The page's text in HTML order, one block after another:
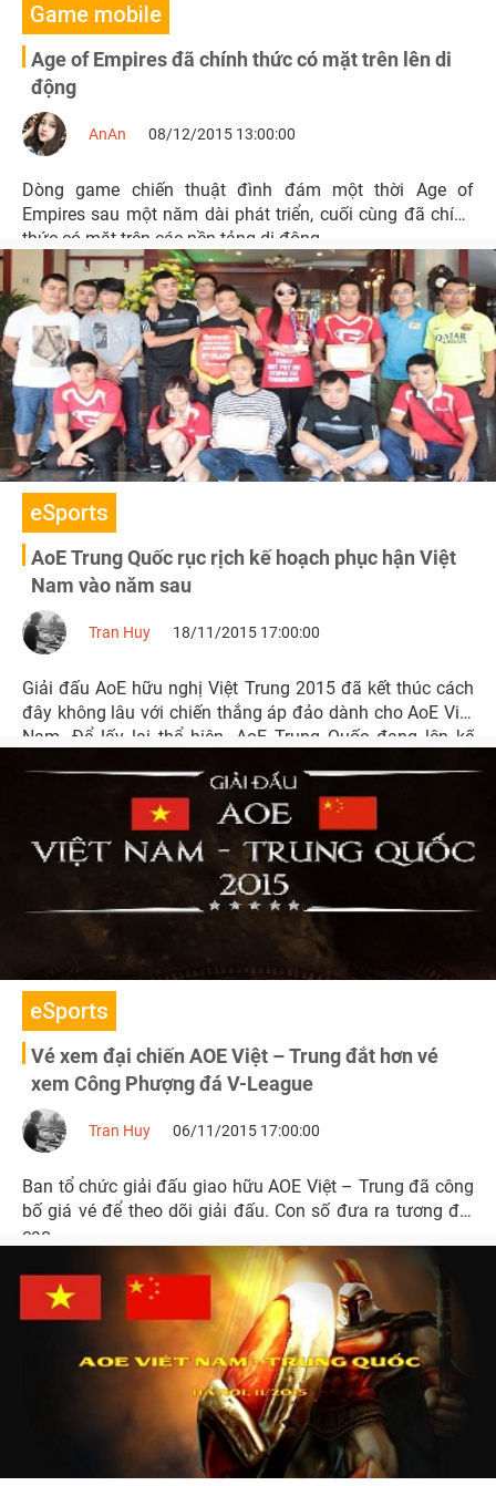
Game mobile
Age of Empires đã chính thức có mặt trên lên di
động
AnAn 08/12/2015 13:00:00
Dòng game chiến thuật đình đám một thời Age of
Empires sau một năm dài phát triển, cuối cùng đã chính
thức có mặt trên các nền tảng di động
eSports
AoE Trung Quốc rục rịch kế hoạch phục hận Việt
Nam vào năm sau
Tran Huy 18/11/2015 17:00:00
Giải đấu AoE hữu nghị Việt Trung 2015 đã kết thúc cách
đây không lâu với chiến thắng áp đảo dành cho AoE Việt
Nam. Để lấy lại thể hiện, AoE Trung Quốc đang lên kế
eSports
Vé xem đại chiến AOE Việt – Trung đắt hơn vé
xem Công Phượng đá V-League
Tran Huy 06/11/2015 17:00:00
Ban tổ chức giải đấu giao hữu AOE Việt – Trung đã công
bố giá vé để theo dõi giải đấu. Con số đưa ra tương đối
cao.